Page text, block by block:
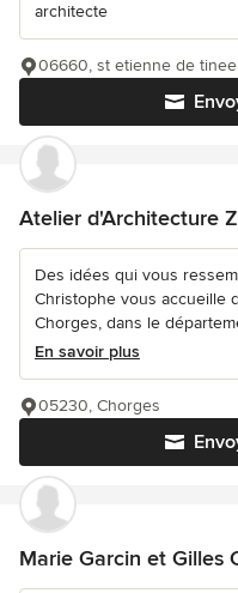
architecte
06660, st etienne de tinee
Atelier d'Architecture
Des idées qui vous
Christophe vous accueille
Chorges, dans le
En savoir plus
05230, Chorges
Marie Garcin et Gilles